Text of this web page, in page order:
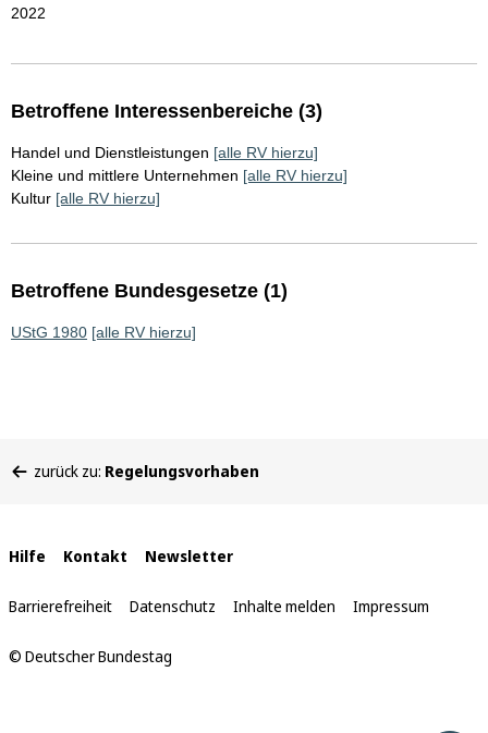
2022
Betroffene Interessenbereiche (3)
Handel und Dienstleistungen [alle RV hierzu]
Kleine und mittlere Unternehmen [alle RV hierzu]
Kultur [alle RV hierzu]
Betroffene Bundesgesetze (1)
UStG 1980 [alle RV hierzu]
befinden
zurück zu: Regelungsvorhaben
Interne
Links
Hilfe Kontakt Newsletter
Barrierefreiheit Datenschutz Inhalte melden Impressum
© Deutscher Bundestag